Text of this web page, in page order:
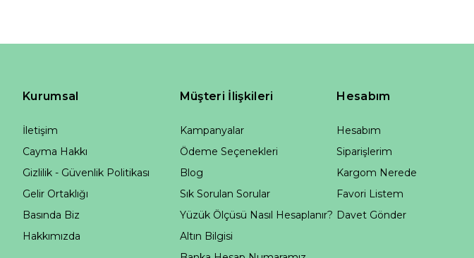
Kurumsal
İletişim
Cayma Hakkı
Gizlilik - Güvenlik Politikası
Gelir Ortaklığı
Basında Biz
Hakkımızda
Müşteri İlişkileri
Kampanyalar
Ödeme Seçenekleri
Blog
Sık Sorulan Sorular
Yüzük Ölçüsü Nasıl Hesaplanır?
Altın Bilgisi
Hesabım
Hesabım
Siparişlerim
Kargom Nerede
Favori Listem
Davet Gönder